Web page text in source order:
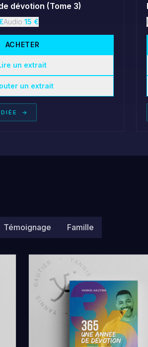
dévotion (Tome 3)
Audio 15 €
ACHETER
un extrait
un extrait
→
Témoignage Famille